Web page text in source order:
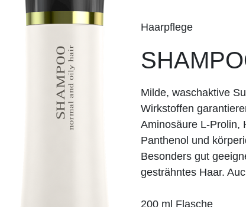
Haarpflege
Milde, waschaktive
Wirkstoffen
Aminosäure L-Prolin,
Panthenol und
Besonders gut
gesträhntes Haar.
200 ml Flasche